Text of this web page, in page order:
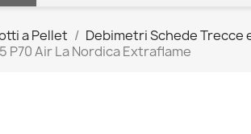
a Pellet Debimetri Schede Trecce
Air La Nordica Extraflame